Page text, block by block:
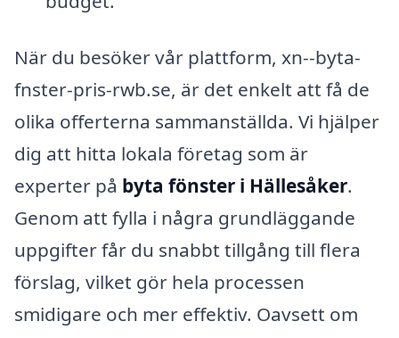
När du besöker vår plattform, xn--byta-
fnster-pris-rwb.se, är det enkelt att få de
olika offerterna sammanställda. Vi hjälper
dig att hitta lokala företag som är
experter på byta fönster i Hällesåker.
Genom att fylla i några grundläggande
uppgifter får du snabbt tillgång till flera
förslag, vilket gör hela processen
smidigare och mer effektiv. Oavsett om